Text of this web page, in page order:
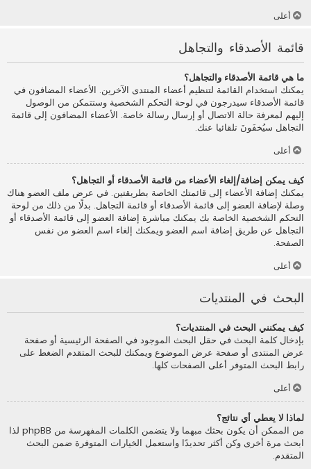
أعلى
قائمة الأصدقاء والتجاهل
ما هي قائمة الأصدقاء والتجاهل؟
يمكنك استخدام القائمة لتنظيم أعضاء المنتدى الآخرين. الأعضاء المضافون في
قائمة الأصدقاء سيدرجون في لوحة التحكم الشخصية وستتمكن من الوصول
إليهم لمعرفة حالة الاتصال أو إرسال رسالة خاصة. الأعضاء المضافون إلى قائمة
التجاهل سيُخفَونَ تلقائيا عنك.
أعلى
كيف يمكن إضافة/إلغاء الأعضاء من قائمة الأصدقاء أو التجاهل؟
يمكنك إضافة الأعضاء إلى قائمتك الخاصة بطريقتين. في عرض ملف العضو هناك
وصلة لإضافة العضو إلى قائمة الأصدقاء أو قائمة التجاهل. بدلًا من ذلك من لوحة
التحكم الشخصية الخاصة بك يمكنك مباشرة إضافة العضو إلى قائمة الأصدقاء أو
التجاهل عن طريق إضافة اسم العضو ويمكنك إلغاء اسم العضو من نفس
الصفحة.
أعلى
البحث في المنتديات
كيف يمكنني البحث في المنتديات؟
بإدخال كلمة البحث في حقل البحث الموجود في الصفحة الرئيسية أو صفحة
عرض المنتدى أو صفحة عرض الموضوع ويمكنك للبحث المتقدم الضغط على
رابط البحث المتوفر أعلى الصفحات كلها.
أعلى
لماذا لا يعطي أي نتائج؟
من الممكن أن يكون بحثك مبهما ولا يتضمن الكلمات المفهرسة من phpBB لذا
ابحث مرة أخرى وكن أكثر تحديدًا واستعمل الخيارات المتوفرة ضمن البحث
المتقدم.